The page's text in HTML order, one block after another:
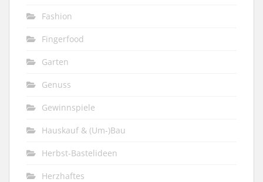
Fashion
Fingerfood
Garten
Genuss
Gewinnspiele
Hauskauf & (Um-)Bau
Herbst-Bastelideen
Herzhaftes